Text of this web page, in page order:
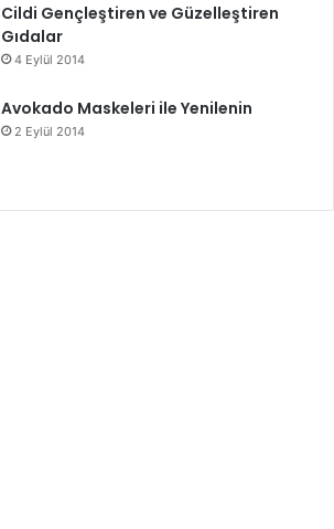
Cildi Gençleştiren ve Güzelleştiren
Gıdalar
4 Eylül 2014
Avokado Maskeleri ile Yenilenin
2 Eylül 2014